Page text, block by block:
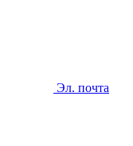
Эл. почта